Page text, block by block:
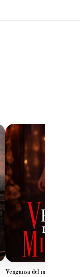
Venganza del millonario